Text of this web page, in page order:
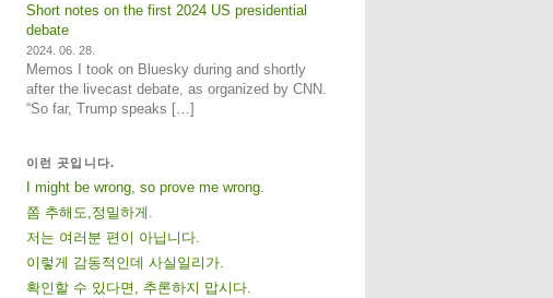
Short notes on the first 2024 US presidential
debate
2024. 06. 28.
Memos I took on Bluesky during and shortly
after the livecast debate, as organized by CNN.
“So far, Trump speaks […]
이런 곳입니다.
I might be wrong, so prove me wrong.
쫌 추해도,정밀하게.
저는 여러분 편이 아닙니다.
이렇게 감동적인데 사실일리가.
확인할 수 있다면, 추론하지 맙시다.